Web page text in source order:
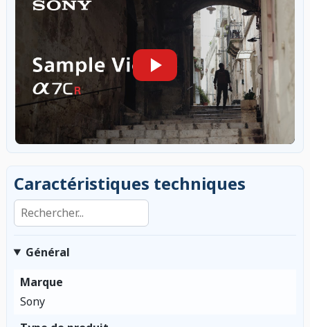
Caractéristiques techniques
Rechercher dans les caractéristiques
Général
Marque
Sony